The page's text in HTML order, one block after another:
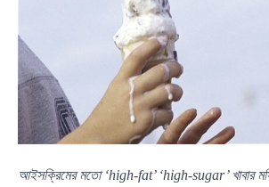
আইসক্রিমের মতো ‘high-fat’ ‘high-sugar’ খাবার